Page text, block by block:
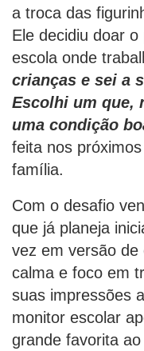
a troca das
Ele decidiu doar
escola onde
crianças e sei a
Escolhi um que,
uma condição
feita nos
família.
Com o desafio
que já planeja
vez em versão
calma e foco em
suas impressões
monitor escolar
grande favorita